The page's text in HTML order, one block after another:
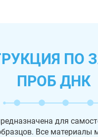
ПО
ПРОБ ДНК
для
Все материалы